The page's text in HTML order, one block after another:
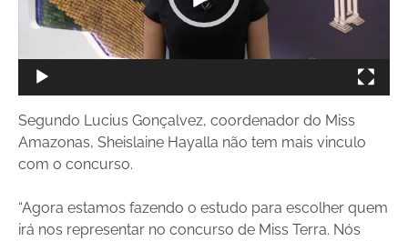
Segundo Lucius Gonçalvez, coordenador do Miss
Amazonas, Sheislaine Hayalla não tem mais vinculo
com o concurso.
“Agora estamos fazendo o estudo para escolher quem
irá nos representar no concurso de Miss Terra. Nós